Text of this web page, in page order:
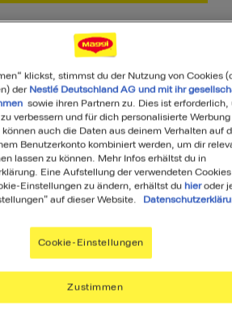
40
von 100
MyMenu IQ™
Mahlzeit
Dir, deinen Körper mit
klickst, stimmst du der Nutzung von Cookies
der Nestlé Deutschland AG und mit ihr
sowie ihren Partnern zu. Dies ist erforderlich,
verbessern und für dich personalisierte
auch die Daten aus deinem Verhalten auf
Benutzerkonto kombiniert werden, um dir
lassen zu können. Mehr Infos erhältst du in
Eine Aufstellung der verwendeten
Einstellungen zu ändern, erhältst du hieroder
auf dieser Website.
Cookie-Einstellungen
Zustimmen